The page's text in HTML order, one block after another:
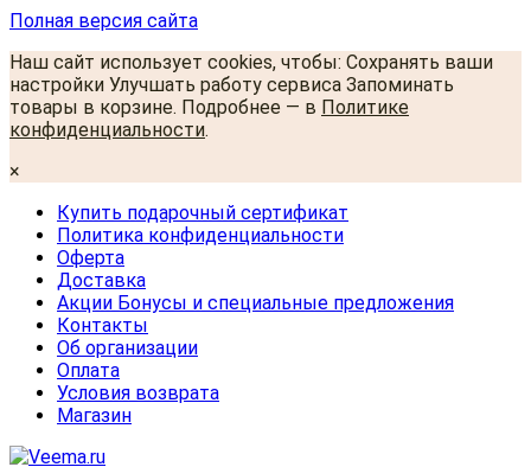
Полная версия сайта
Наш сайт использует cookies, чтобы: Сохранять ваши
настройки Улучшать работу сервиса Запоминать
товары в корзине. Подробнее — в Политике
конфиденциальности.
×
Купить подарочный сертификат
Политика конфиденциальности
Оферта
Доставка
Акции Бонусы и специальные предложения
Контакты
Об организации
Оплата
Условия возврата
Магазин